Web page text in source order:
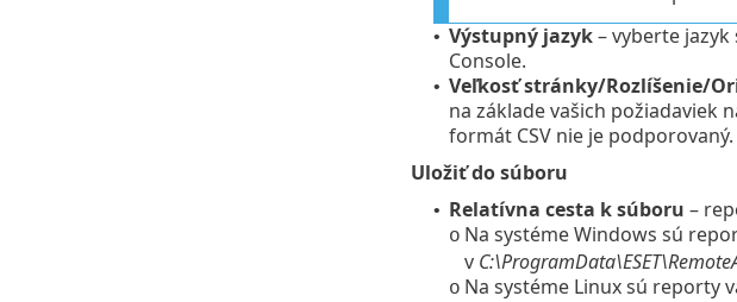
• Výstupný jazyk– vyberte jazyk
Console.
• Veľkosť stránky/Rozlíšenie/
na základe vašich požiadaviek
formát CSV nie je podporovaný.
Uložiť do súboru
• Relatívna cesta k súboru –
o Na systéme Windows sú
v
o Na systéme Linux sú reporty